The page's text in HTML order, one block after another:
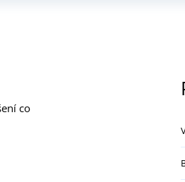
co